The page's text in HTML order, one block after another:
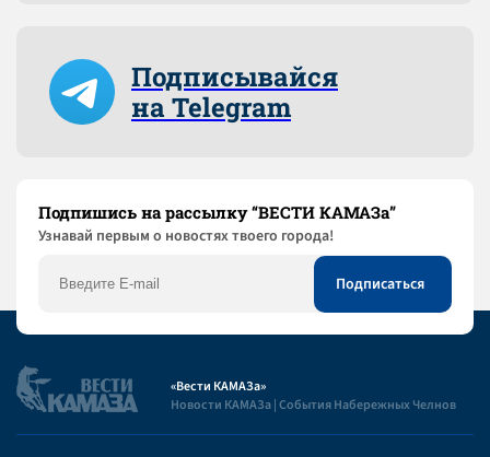
Подписывайся
на Telegram
Подпишись на рассылку “ВЕСТИ КАМАЗа”
Узнaвай первым о новостях твоего города!
«Вести КАМАЗа»
Новости КАМАЗа | События Набережных Челнов